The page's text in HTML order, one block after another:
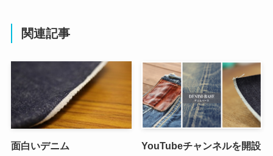
関連記事
面白いデニム YouTubeチャンネルを開設